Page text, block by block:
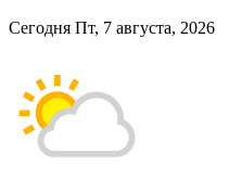
Сегодня Пт, 7 августа, 2026